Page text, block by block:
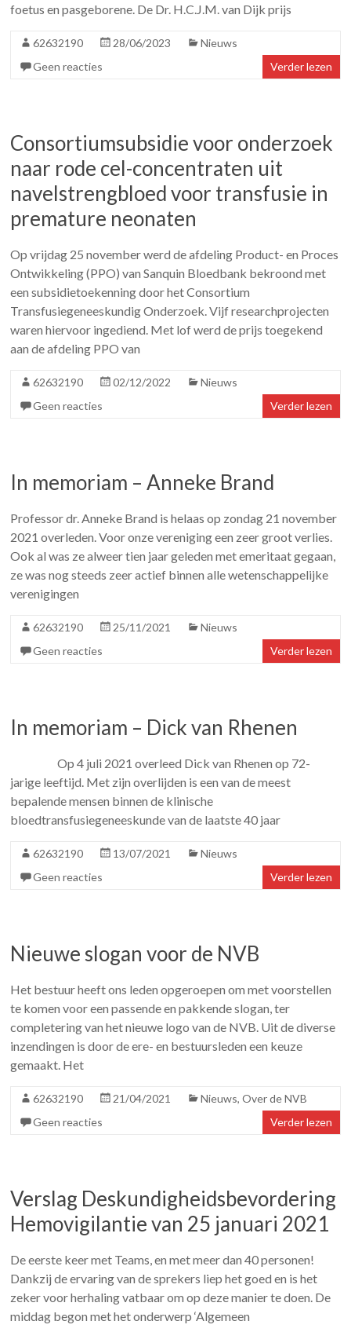
foetus en pasgeborene. De Dr. H.C.J.M. van Dijk prijs
62632190 28/06/2023
Nieuws
Geen reacties
Verder lezen
Consortiumsubsidie voor onderzoek
naar rode cel-concentraten uit
navelstrengbloed voor transfusie in
premature neonaten
Op vrijdag 25 november werd de afdeling Product- en Proces
Ontwikkeling (PPO) van Sanquin Bloedbank bekroond met
een subsidietoekenning door het Consortium
Transfusiegeneeskundig Onderzoek. Vijf researchprojecten
waren hiervoor ingediend. Met lof werd de prijs toegekend
aan de afdeling PPO van
62632190 02/12/2022
Nieuws
Geen reacties
Verder lezen
In memoriam – Anneke Brand
Professor dr. Anneke Brand is helaas op zondag 21 november
2021 overleden. Voor onze vereniging een zeer groot verlies.
Ook al was ze alweer tien jaar geleden met emeritaat gegaan,
ze was nog steeds zeer actief binnen alle wetenschappelijke
verenigingen
62632190 25/11/2021
Nieuws
Geen reacties
Verder lezen
In memoriam – Dick van Rhenen
Op 4 juli 2021 overleed Dick van Rhenen op 72-
jarige leeftijd. Met zijn overlijden is een van de meest
bepalende mensen binnen de klinische
bloedtransfusiegeneeskunde van de laatste 40 jaar
62632190 13/07/2021
Nieuws
Geen reacties
Verder lezen
Nieuwe slogan voor de NVB
Het bestuur heeft ons leden opgeroepen om met voorstellen
te komen voor een passende en pakkende slogan, ter
completering van het nieuwe logo van de NVB. Uit de diverse
inzendingen is door de ere- en bestuursleden een keuze
gemaakt. Het
62632190 21/04/2021 Nieuws,Over de NVB
Geen reacties
Verder lezen
Verslag Deskundigheidsbevordering
Hemovigilantie van 25 januari 2021
De eerste keer met Teams, en met meer dan 40 personen!
Dankzij de ervaring van de sprekers liep het goed en is het
zeker voor herhaling vatbaar om op deze manier te doen. De
middag begon met het onderwerp ‘Algemeen